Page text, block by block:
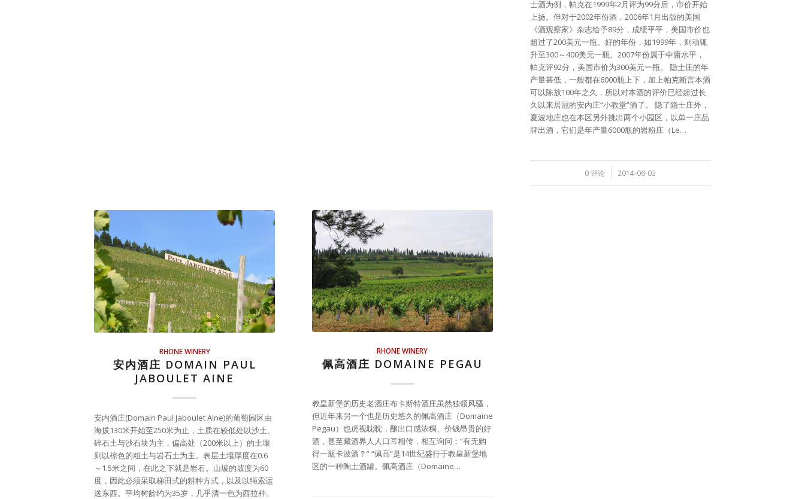
士酒为例，帕克在1999年2月评为99分后，市价开始
上扬。但对于2002年份酒，2006年1月出版的美国
《酒观察家》杂志给予89分，成绩平平，美国市价也
超过了200美元一瓶。好的年份，如1999年，则动辄
升至300～400美元一瓶。2007年份属于中庸水平，
帕克评92分，美国市价为300美元一瓶。 隐士庄的年
产量甚低，一般都在6000瓶上下，加上帕克断言本酒
可以陈放100年之久，所以对本酒的评价已经超过长
久以来居冠的安内庄“小教堂”酒了。 隐了隐士庄外，
夏波地庄也在本区另外挑出两个小园区，以单一庄品
牌出酒，它们是年产量6000瓶的岩粉庄（Le…
0 评论 2014-06-03
RHONE WINERY
安内酒庄 DOMAIN PAUL
JABOULET AINE
安内酒庄(Domain Paul Jaboulet Aine)的葡萄园区由
海拔130米开始至250米为止，土质在较低处以沙土、
碎石土与沙石块为主，偏高处（200米以上）的土壤
则以棕色的粗土与岩石土为主。表层土壤厚度在0.6
～1.5米之间，在此之下就是岩石。山坡的坡度为60
度，因此必须采取梯田式的耕种方式，以及以绳索运
送东西。平均树龄约为35岁，几乎清一色为西拉种。
RHONE WINERY
佩高酒庄 DOMAINE PEGAU
教皇新堡的历史老酒庄布卡斯特酒庄虽然独领风骚，
但近年来另一个也是历史悠久的佩高酒庄（Domaine
Pegau）也虎视眈眈，酿出口感浓稠、价钱昂贵的好
酒，甚至藏酒界人人口耳相传，相互询问：“有无购
得一瓶卡波酒？” “佩高”是14世纪盛行于教皇新堡地
区的一种陶土酒罐。佩高酒庄（Domaine…